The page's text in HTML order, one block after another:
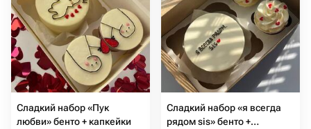
Сладкий набор «Пук
любви» бенто + капкейки
Сладкий набор «я всегда
рядом sis» бенто +